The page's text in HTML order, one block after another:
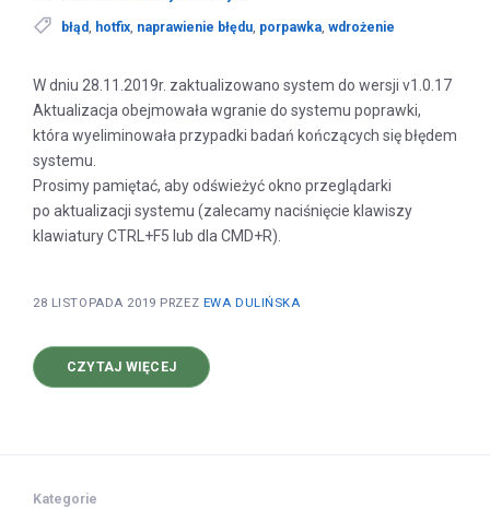
błąd, hotfix, naprawienie błędu, porpawka, wdrożenie
W dniu 28.11.2019r. zaktualizowano system do wersji v1.0.17
Aktualizacja obejmowała wgranie do systemu poprawki,
która wyeliminowała przypadki badań kończących się błędem
systemu.
Prosimy pamiętać, aby odświeżyć okno przeglądarki
po aktualizacji systemu (zalecamy naciśnięcie klawiszy
klawiatury CTRL+F5 lub dla CMD+R).
28 LISTOPADA 2019 PRZEZ EWA DULIŃSKA
CZYTAJ WIĘCEJO
AKTUALIZACJA
SYSTEMU
Kategorie